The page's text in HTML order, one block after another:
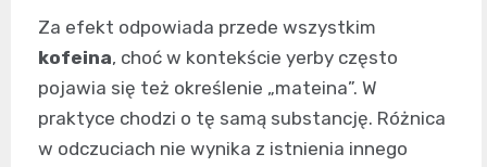
Za efekt odpowiada przede wszystkim
kofeina, choć w kontekście yerby często
pojawia się też określenie „mateina”. W
praktyce chodzi o tę samą substancję. Różnica
w odczuciach nie wynika z istnienia innego